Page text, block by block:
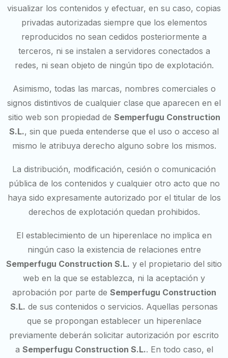
visualizar los contenidos y efectuar, en su caso, copias
privadas autorizadas siempre que los elementos
reproducidos no sean cedidos posteriormente a
terceros, ni se instalen a servidores conectados a
redes, ni sean objeto de ningún tipo de explotación.
Asimismo, todas las marcas, nombres comerciales o
signos distintivos de cualquier clase que aparecen en el
sitio web son propiedad de Semperfugu Construction
S.L., sin que pueda entenderse que el uso o acceso al
mismo le atribuya derecho alguno sobre los mismos.
La distribución, modificación, cesión o comunicación
pública de los contenidos y cualquier otro acto que no
haya sido expresamente autorizado por el titular de los
derechos de explotación quedan prohibidos.
El establecimiento de un hiperenlace no implica en
ningún caso la existencia de relaciones entre
Semperfugu Construction S.L. y el propietario del sitio
web en la que se establezca, ni la aceptación y
aprobación por parte de Semperfugu Construction
S.L. de sus contenidos o servicios. Aquellas personas
que se propongan establecer un hiperenlace
previamente deberán solicitar autorización por escrito
a Semperfugu Construction S.L.. En todo caso, el